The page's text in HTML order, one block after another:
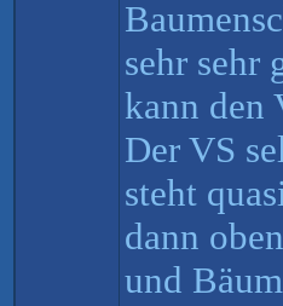
sehr sehr
kann den
Der VS
steht
dann
und